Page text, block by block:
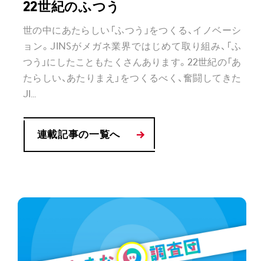
22世紀のふつう
世の中にあたらしい「ふつう」をつくる、イノベーシ
ョン。JINSがメガネ業界ではじめて取り組み、「ふ
つう」にしたこともたくさんあります。22世紀の「あ
たらしい、あたりまえ」をつくるべく、奮闘してきた
JI...
連載記事の一覧へ